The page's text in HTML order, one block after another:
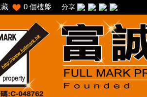
0 個樓盤 分享